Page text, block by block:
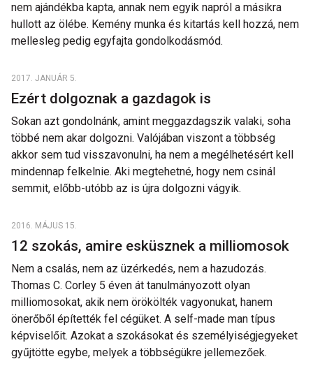
nem ajándékba kapta, annak nem egyik napról a másikra
hullott az ölébe. Kemény munka és kitartás kell hozzá, nem
mellesleg pedig egyfajta gondolkodásmód.
2017. JANUÁR 5.
Ezért dolgoznak a gazdagok is
Sokan azt gondolnánk, amint meggazdagszik valaki, soha
többé nem akar dolgozni. Valójában viszont a többség
akkor sem tud visszavonulni, ha nem a megélhetésért kell
mindennap felkelnie. Aki megtehetné, hogy nem csinál
semmit, előbb-utóbb az is újra dolgozni vágyik.
2016. MÁJUS 15.
12 szokás, amire esküsznek a milliomosok
Nem a csalás, nem az üzérkedés, nem a hazudozás.
Thomas C. Corley 5 éven át tanulmányozott olyan
milliomosokat, akik nem örökölték vagyonukat, hanem
önerőből építették fel cégüket. A self-made man típus
képviselőit. Azokat a szokásokat és személyiségjegyeket
gyűjtötte egybe, melyek a többségükre jellemezőek.